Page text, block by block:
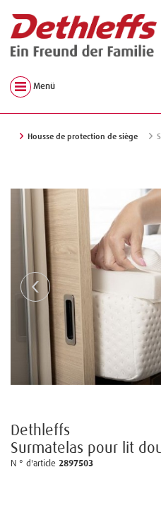
Menü
Housse de protection de siège
Dethleffs
Surmatelas pour lit
N ° d'article 2897503